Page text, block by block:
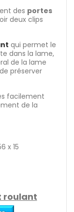
des portes
deux clips
qui permet le
dans la lame,
de la lame
préserver
facilement
de la
x 15
roulant